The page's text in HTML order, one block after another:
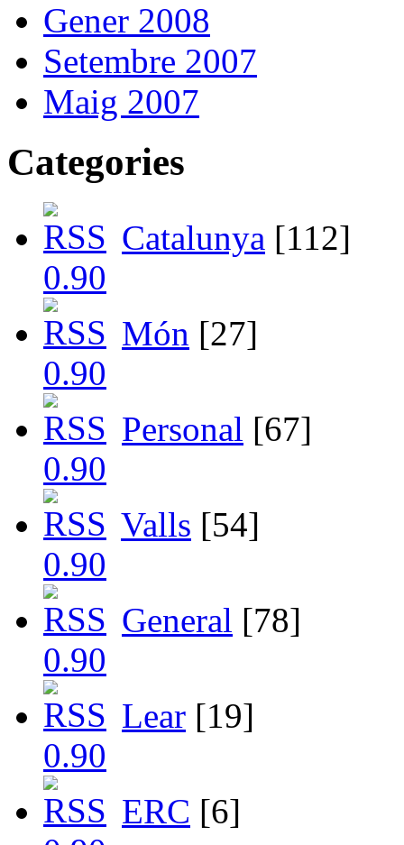
Gener 2008
Setembre 2007
Maig 2007
Categories
Catalunya [112]
Món [27]
Personal [67]
Valls [54]
General [78]
Lear [19]
ERC [6]